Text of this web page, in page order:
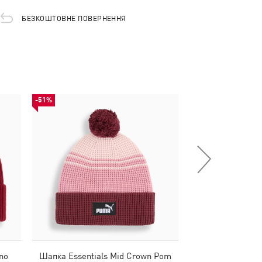
БЕЗКОШТОВНЕ ПОВЕРНЕННЯ
-51%
Шапка Essentials Mid Crown Pom